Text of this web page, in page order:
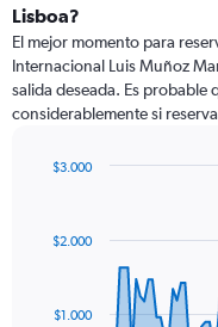
Lisboa?
El mejor momento para
Internacional Luis Muñoz
salida deseada. Es probable
considerablemente si
data
The
$1.000
$2.000
$3.000